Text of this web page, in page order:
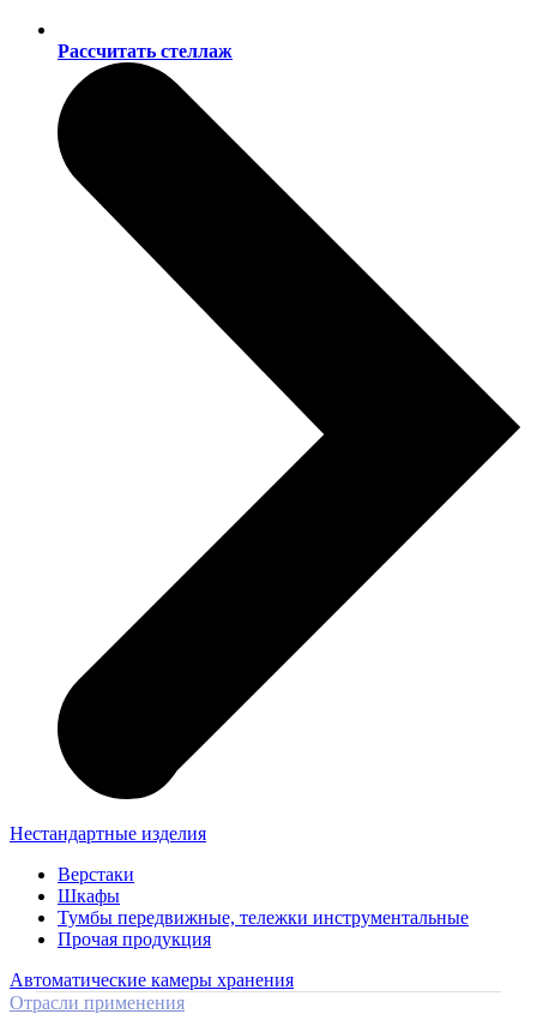
Рассчитать стеллаж
Нестандартные изделия
Верстаки
Шкафы
Тумбы передвижные, тележки инструментальные
Прочая продукция
Автоматические камеры хранения
Отрасли применения